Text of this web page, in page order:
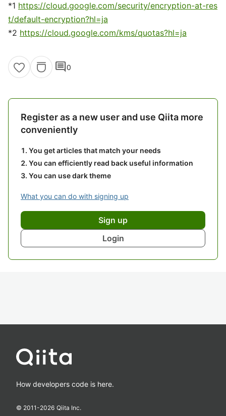
*1 https://cloud.google.com/security/encryption-at-res
t/default-encryption?hl=ja
*2 https://cloud.google.com/kms/quotas?hl=ja
comment0
Register as a new user and use Qiita more
conveniently
You get articles that match your needs
You can efficiently read back useful information
You can use dark theme
What you can do with signing up
Sign up
Login
How developers code is here.
© 2011-2026 Qiita Inc.